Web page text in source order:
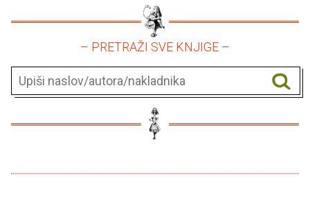
– PRETRAŽI SVE KNJIGE –